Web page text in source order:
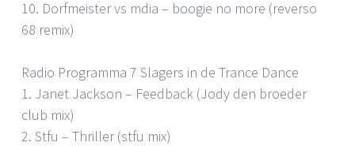
10. Dorfmeister vs mdia – boogie no more (reverso
68 remix)
Radio Programma 7 Slagers in de Trance Dance
1. Janet Jackson – Feedback (Jody den broeder
club mix)
2. Stfu – Thriller (stfu mix)